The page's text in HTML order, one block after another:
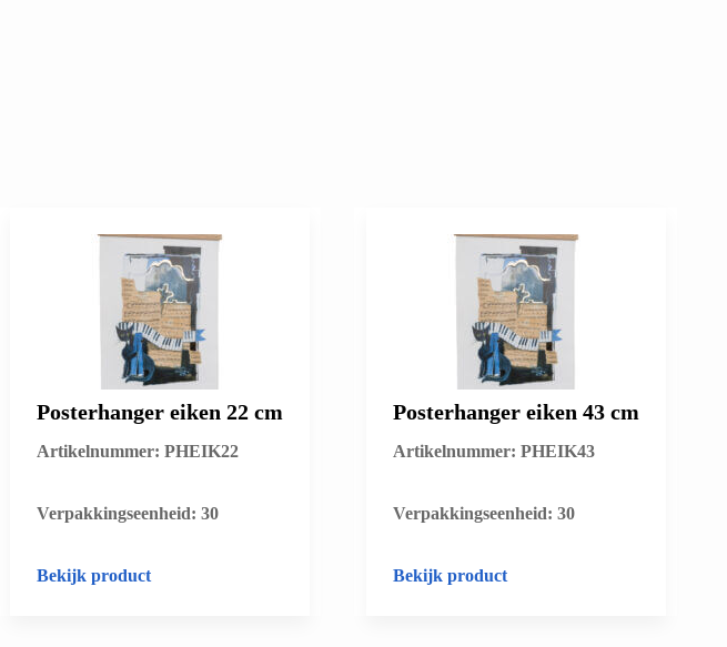
Posterhanger eiken 22 cm
Artikelnummer: PHEIK22
​Verpakkingseenheid: 30
Bekijk product
Posterhanger eiken 43 cm
Artikelnummer: PHEIK43
​Verpakkingseenheid: 30
Bekijk product